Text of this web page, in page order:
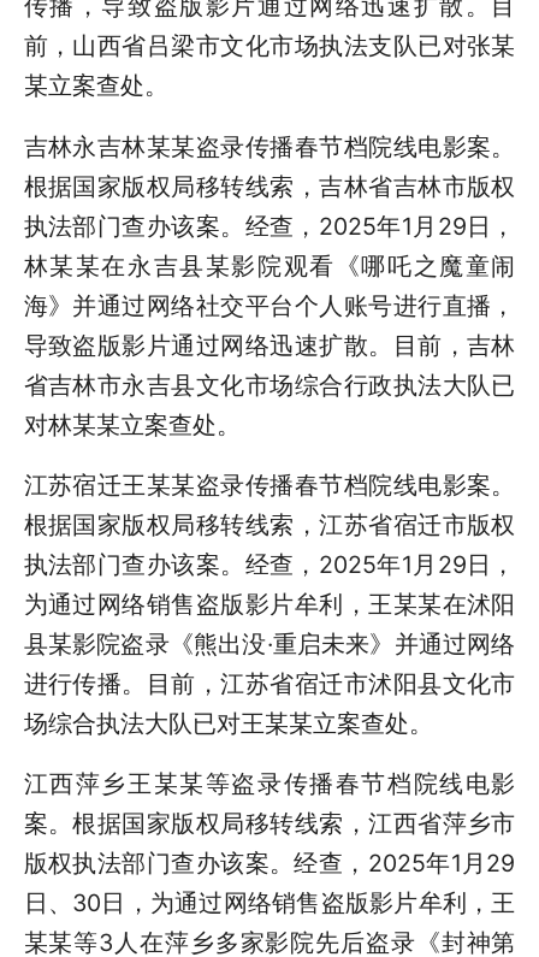
传播，导致盗版影片通过网络迅速扩散。目
前，山西省吕梁市文化市场执法支队已对张某
某立案查处。
吉林永吉林某某盗录传播春节档院线电影案。
根据国家版权局移转线索，吉林省吉林市版权
执法部门查办该案。经查，2025年1月29日，
林某某在永吉县某影院观看《哪吒之魔童闹
海》并通过网络社交平台个人账号进行直播，
导致盗版影片通过网络迅速扩散。目前，吉林
省吉林市永吉县文化市场综合行政执法大队已
对林某某立案查处。
江苏宿迁王某某盗录传播春节档院线电影案。
根据国家版权局移转线索，江苏省宿迁市版权
执法部门查办该案。经查，2025年1月29日，
为通过网络销售盗版影片牟利，王某某在沭阳
县某影院盗录《熊出没·重启未来》并通过网络
进行传播。目前，江苏省宿迁市沭阳县文化市
场综合执法大队已对王某某立案查处。
江西萍乡王某某等盗录传播春节档院线电影
案。根据国家版权局移转线索，江西省萍乡市
版权执法部门查办该案。经查，2025年1月29
日、30日，为通过网络销售盗版影片牟利，王
某某等3人在萍乡多家影院先后盗录《封神第